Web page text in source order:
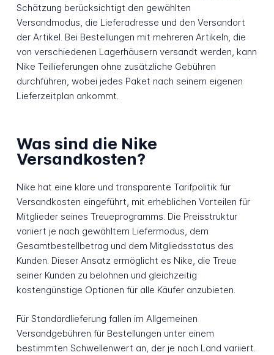
Schätzung berücksichtigt den gewählten
Versandmodus, die Lieferadresse und den Versandort
der Artikel. Bei Bestellungen mit mehreren Artikeln, die
von verschiedenen Lagerhäusern versandt werden, kann
Nike Teillieferungen ohne zusätzliche Gebühren
durchführen, wobei jedes Paket nach seinem eigenen
Lieferzeitplan ankommt.
Was sind die Nike
Versandkosten?
Nike hat eine klare und transparente Tarifpolitik für
Versandkosten eingeführt, mit erheblichen Vorteilen für
Mitglieder seines Treueprogramms. Die Preisstruktur
variiert je nach gewähltem Liefermodus, dem
Gesamtbestellbetrag und dem Mitgliedsstatus des
Kunden. Dieser Ansatz ermöglicht es Nike, die Treue
seiner Kunden zu belohnen und gleichzeitig
kostengünstige Optionen für alle Käufer anzubieten.
Für Standardlieferung fallen im Allgemeinen
Versandgebühren für Bestellungen unter einem
bestimmten Schwellenwert an, der je nach Land variiert.